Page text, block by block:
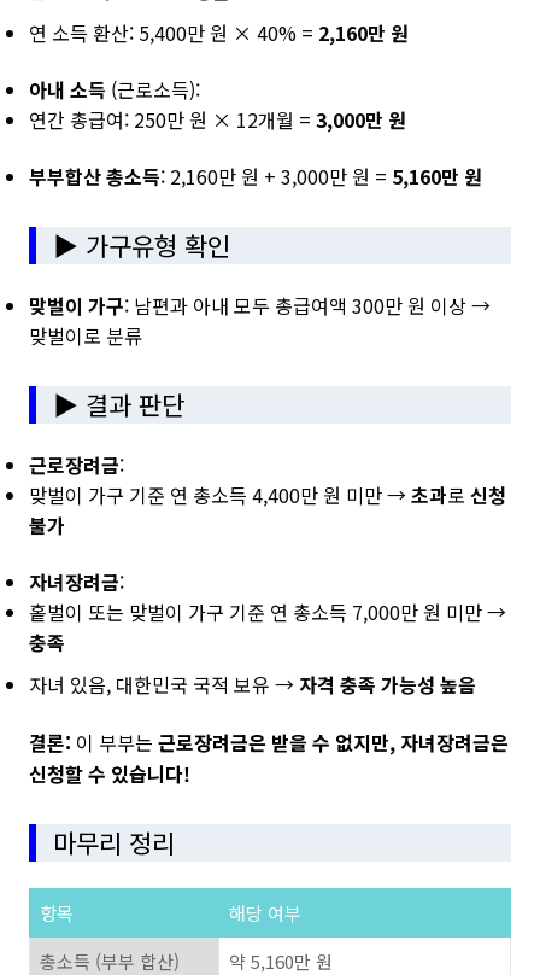
연 소득 환산: 5,400만 원 × 40% = 2,160만 원
아내 소득 (근로소득):
연간 총급여: 250만 원 × 12개월 = 3,000만 원
부부합산 총소득: 2,160만 원 + 3,000만 원 = 5,160만 원
▶ 가구유형 확인
맞벌이 가구: 남편과 아내 모두 총급여액 300만 원 이상 →
맞벌이로 분류
▶ 결과 판단
근로장려금:
맞벌이 가구 기준 연 총소득 4,400만 원 미만 →초과로 신청
불가
자녀장려금:
홑벌이 또는 맞벌이 가구 기준 연 총소득 7,000만 원 미만 →
충족
자녀 있음, 대한민국 국적 보유 → 자격 충족 가능성 높음
결론: 이 부부는 근로장려금은 받을 수 없지만, 자녀장려금은
신청할 수 있습니다!
마무리 정리
항목
해당 여부
총소득 (부부 합산)
약 5,160만 원